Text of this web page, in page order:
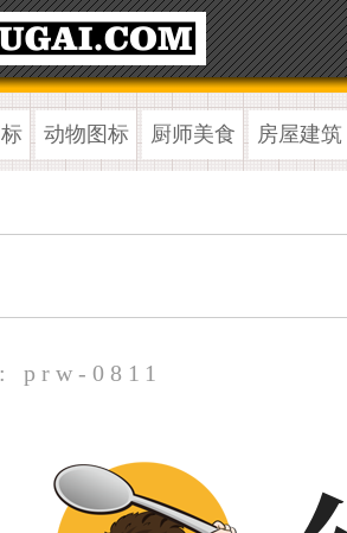
动物图标 厨师美食 房屋建筑
prw-0811